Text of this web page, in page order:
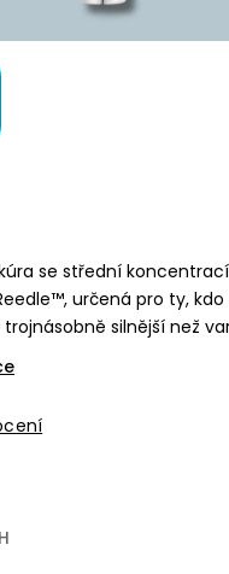
se střední koncentrací
určená pro ty, kdo
silnější než